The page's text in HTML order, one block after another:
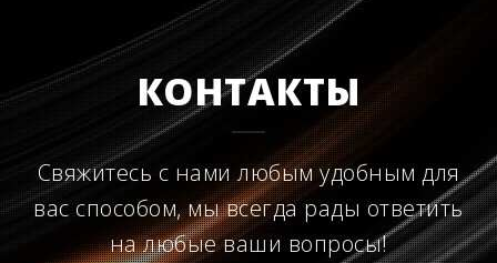
КОНТАКТЫ
Свяжитесь с нами любым удобным для
вас способом, мы всегда рады ответить
на любые ваши вопросы!